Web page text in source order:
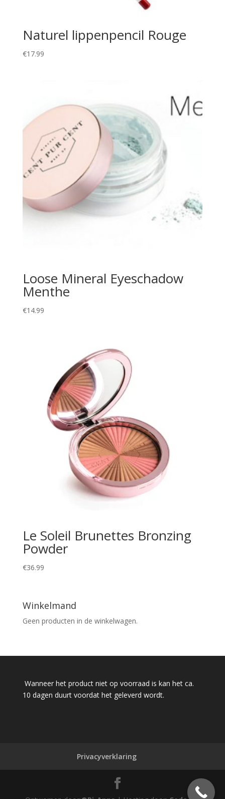
Naturel lippenpencil Rouge
€17.99
Loose Mineral Eyeschadow
Menthe
€14.99
Le Soleil Brunettes Bronzing
Powder
€36.99
Winkelmand
Geen producten in de winkelwagen.
Wanneer het product niet op voorraad is kan het ca.
10 dagen duurt voordat het geleverd wordt.
Privacyverklaring